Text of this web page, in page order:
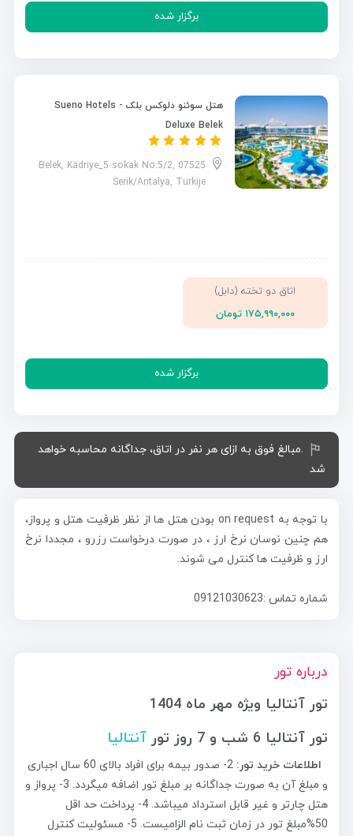
برگزار شده
هتل سوئنو دلوکس بلک - Sueno Hotels
Deluxe Belek
Belek, Kadriye_5 sokak No:5/2, 07525
Serik/Antalya, Turkije
اتاق دو تخته (دابل)
۱۷۵,۹۹۰,۰۰۰ تومان
برگزار شده
.مبالغ فوق به ازای هر نفر در اتاق، جداگانه محاسبه خواهد
شد
با توجه به on request بودن هتل ها از نظر ظرفیت هتل و پرواز،
هم چنین نوسان نرخ ارز ، در صورت درخواست رزرو ، مجددا نرخ
ارز و ظرفیت ها کنترل می شوند.
شماره تماس :09121030623
درباره تور
تور آنتالیا ویژه مهر ماه 1404
تور آنتالیا 6 شب و 7 روز تور
آنتالیا
اطلاعات خرید تور:
2- صدور بیمه برای افراد بالای 60 سال اجباری
و مبلغ آن به صورت جداگانه بر مبلغ تور اضافه میگردد. 3- پرواز و
هتل چارتر و غیر قابل استرداد میباشد. 4- پرداخت حد اقل
50%مبلغ تور در زمان ثبت نام الزامیست. 5- مسئولیت کنترل